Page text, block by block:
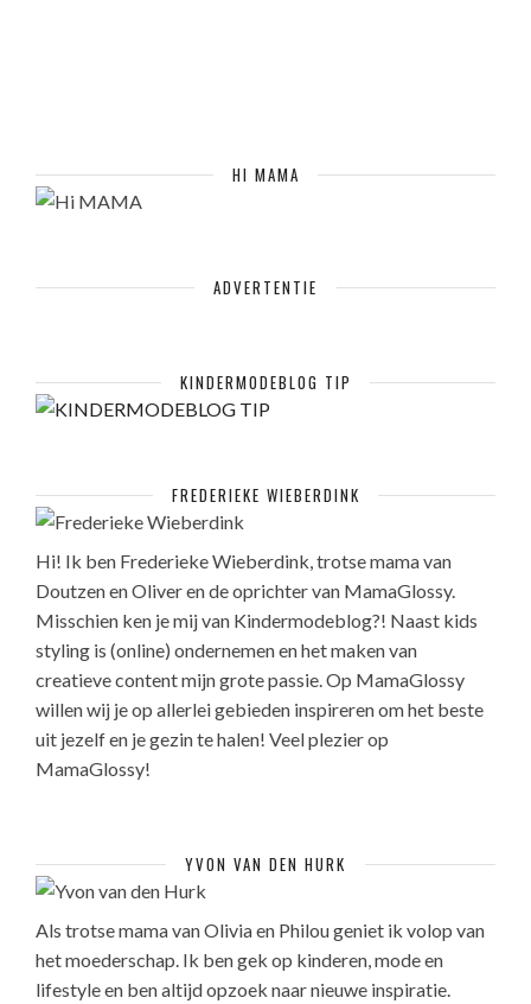
HI MAMA
ADVERTENTIE
KINDERMODEBLOG TIP
FREDERIEKE WIEBERDINK
Hi! Ik ben Frederieke Wieberdink, trotse mama van
Doutzen en Oliver en de oprichter van MamaGlossy.
Misschien ken je mij van Kindermodeblog?! Naast kids
styling is (online) ondernemen en het maken van
creatieve content mijn grote passie. Op MamaGlossy
willen wij je op allerlei gebieden inspireren om het beste
uit jezelf en je gezin te halen! Veel plezier op
MamaGlossy!
YVON VAN DEN HURK
Als trotse mama van Olivia en Philou geniet ik volop van
het moederschap. Ik ben gek op kinderen, mode en
lifestyle en ben altijd opzoek naar nieuwe inspiratie.